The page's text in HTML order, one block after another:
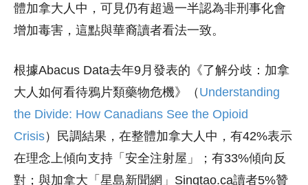
體加拿大人中，可見仍有超過一半認為非刑事化會
增加毒害，這點與華裔讀者看法一致。
根據Abacus Data去年9月發表的《了解分歧：加拿
大人如何看待鴉片類藥物危機》（ Understanding
the Divide: How Canadians See the Opioid
Crisis）民調結果，在整體加拿大人中，有42%表示
在理念上傾向支持「安全注射屋」；有33%傾向反
對；與加拿大「星島新聞網」Singtao.ca讀者5%贊